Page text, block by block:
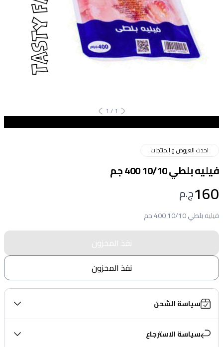
1
/
1
احدث العروض و المنتجات
فيليه بلطي 10/10 400 جم
160ج.م
فيليه بلطي 10/10 400 جم
نفذ المخزون
نفذ المخزون
سياسة الشحن
سياسة الاسترجاع